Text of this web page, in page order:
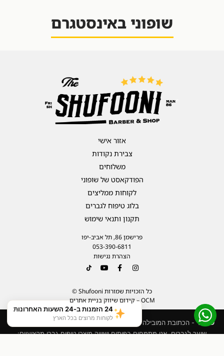
שופוני באינסטגרם
אזור אישי
צבירת נקודות
משלוחים
הפודקאסט של שופוני
לקוחות ממליצים
בלוג טיפוח לגברים
תקנון ותנאי שימוש
פרישמן 86, תל אביב-יפו
053-390-6811
הצהרת נגישות
כל הזכויות שמורות Shufooni ©
OCM – קידום שיווק בניית אתרים
שופוני- הכתובת המובילה בישראל ל פתרונות לצמיחת שיער
שיער לגברים. אנו מתמחים בפיתוח ושיווק מוצרי טיפוח גברי מקצועיים:
× 24 הזמנות ב-24 השעות האחרונות
לקוחות מרוצים בכל הארץ